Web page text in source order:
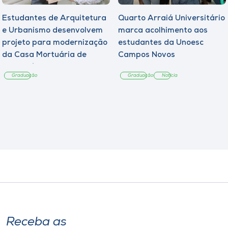
Estudantes de Arquitetura
e Urbanismo desenvolvem
projeto para modernização
da Casa Mortuária de
Graduação
Quarto Arraiá Universitário
marca acolhimento aos
estudantes da Unoesc
Campos Novos
Graduação Notícia
Receba as